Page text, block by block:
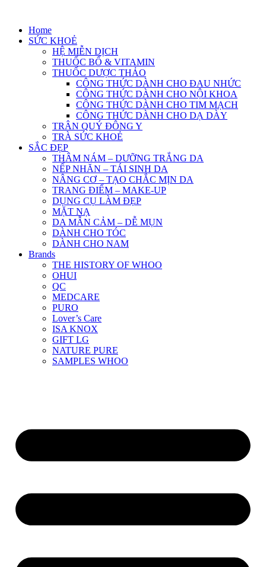
contentHome
SỨC KHOẺ
HỆ MIỄN DỊCH
THUỐC BỔ & VITAMIN
THUỐC DƯỢC THẢO
CÔNG THỨC DÀNH CHO ĐAU NHỨC
CÔNG THỨC DÀNH CHO NỘI KHOA
CÔNG THỨC DÀNH CHO TIM MẠCH
CÔNG THỨC DÀNH CHO DẠ DÀY
TRÂN QUÝ ĐÔNG Y
TRÀ SỨC KHOẺ
SẮC ĐẸP
THÂM NÁM – DƯỠNG TRẮNG DA
NẾP NHĂN – TÁI SINH DA
NÂNG CƠ – TẠO CHẮC MỊN DA
TRANG ĐIỂM – MAKE-UP
DỤNG CỤ LÀM ĐẸP
MẶT NẠ
DA MẪN CẢM – DỄ MỤN
DÀNH CHO TÓC
DÀNH CHO NAM
Brands
THE HISTORY OF WHOO
OHUI
QC
MEDCARE
PURO
Lover’s Care
ISA KNOX
GIFT LG
NATURE PURE
SAMPLES WHOO